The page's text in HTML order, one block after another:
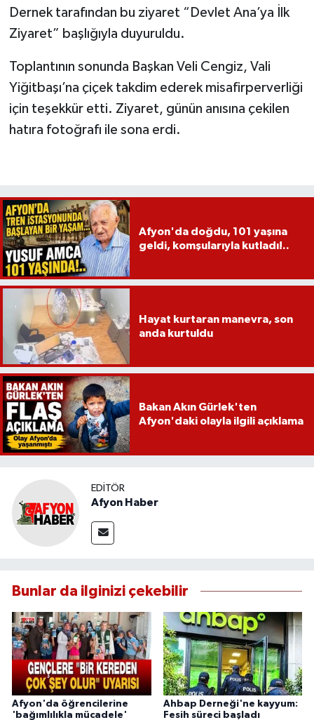
Dernek tarafından bu ziyaret “Devlet Ana’ya İlk
Ziyaret” başlığıyla duyuruldu.
Toplantının sonunda Başkan Veli Cengiz, Vali
Yiğitbaşı’na çiçek takdim ederek misafirperverliği
için teşekkür etti. Ziyaret, günün anısına çekilen
hatıra fotoğrafı ile sona erdi.
Afyon'da doğdu, 101 yaşına
geldi, komşularıyla kutladı!..
Hayat kurtaran manevra, son
anda kurtuldu
Bakan Akın Gürlek'ten
Afyon'daki olayla ilgili açıklama
EDITÖR
Afyon Haber
Bunlar da ilginizi çekebilir
Afyon'da öğrencilerine
'bağımlılıkla mücadele'
Ahbap Derneği'ne kayyum:
Fesih süreci başladı